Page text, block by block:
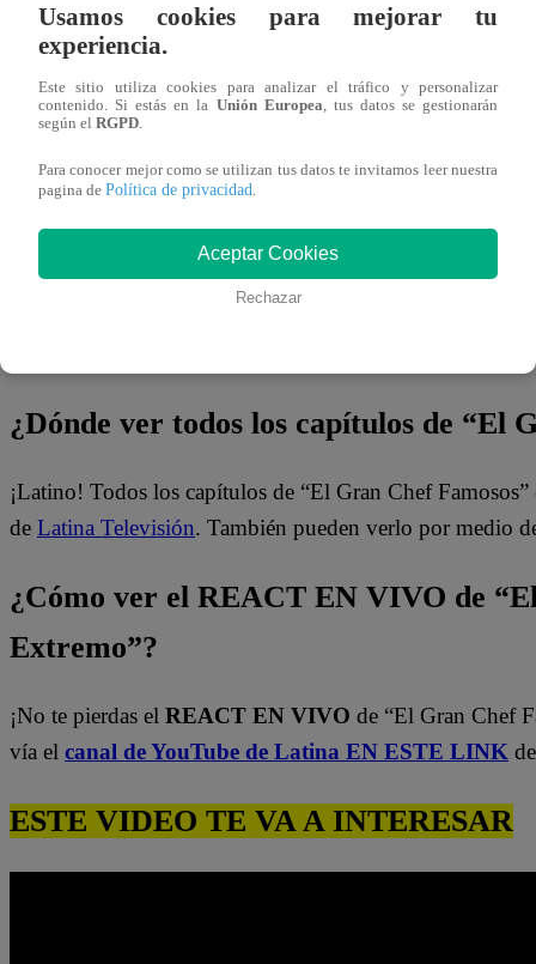
cuando decidió imitar al jurado Luciano Mazzetti
Mazzetti me dijo: ‘tíralo en la sartén, tíralo en la
chef.
te he hablado con esa voz?”
esta vezimprovisando una voz más gruesa, lo que
respondió con humor:“Uno que te trata de apoyar y
¿Dónde ver todos los capítulos de “El
¡Latino! Todos los capítulos de “El Gran Chef
de Latina Televisión. También pueden verlo por medio
¿Cómo ver el REACT EN VIVO de
Extremo”?
¡No te pierdas el REACT EN VIVO de “El Gran Chef
vía el canal de YouTube de Latina EN ESTE LINK
ESTE VIDEO TE VA A INTERESAR
Usamos cookies para mejorar tu
experiencia.
Este sitio utiliza cookies para analizar el tráfico y personalizar
contenido. Si estás en la Unión Europea, tus datos se gestionarán
según el RGPD.
Para conocer mejor como se utilizan tus datos te invitamos leer nuestra
pagina de Política de privacidad.
Aceptar Cookies
Rechazar